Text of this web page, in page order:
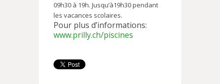
09h30 à 19h. Jusqu’à19h30 pendant
les vacances scolaires.
Pour plus d’informations:
www.prilly.ch/piscines